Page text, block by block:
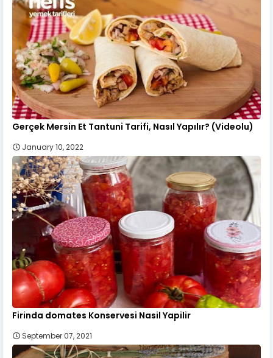
Gerçek Mersin Et Tantuni Tarifi, Nasıl Yapılır? (Videolu)
January 10, 2022
Firinda domates Konservesi Nasil Yapilir
September 07, 2021